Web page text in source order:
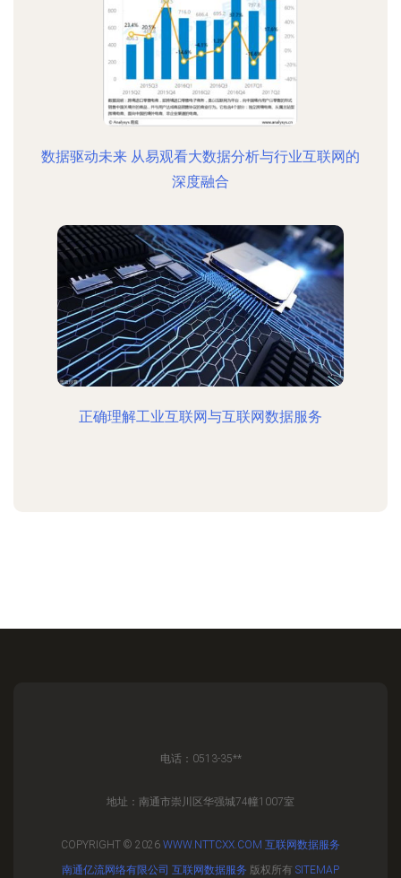
数据驱动未来 从易观看大数据分析与行业互联网的
深度融合
正确理解工业互联网与互联网数据服务
电话：0513-35**
地址：南通市崇川区华强城74幢1007室
COPYRIGHT © 2026 WWW.NTTCXX.COM 互联网数据服务
南通亿流网络有限公司 互联网数据服务 版权所有 SITEMAP